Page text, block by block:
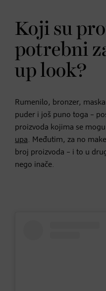
Koji su
potrebni
up look?
Rumenilo, bronzer,
puder i još puno toga –
proizvoda kojima se
upa. Međutim, za no
broj proizvoda – i to u
nego inače.